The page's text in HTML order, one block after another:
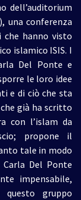
dell’auditorium
una conferenza
hanno visto
islamico ISIS. I
Del Ponte e
le loro idee
e di ciò che sta
già ha scritto
con l’islam da
propone il
tale in modo
Del Ponte
impensabile,
gruppo